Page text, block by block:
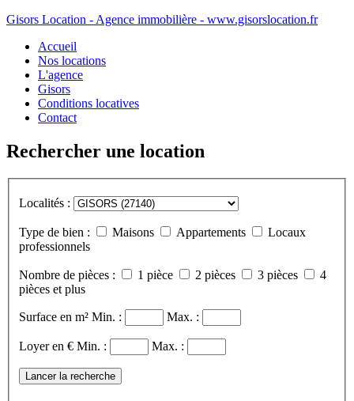
Gisors Location - Agence immobilière - www.gisorslocation.fr
Accueil
Nos locations
L'agence
Gisors
Conditions locatives
Contact
Rechercher une location
Localités :
Type de bien : Maisons Appartements
Locaux
professionnels
Nombre de pièces : 1 pièce 2 pièces 3 pièces
4
pièces et plus
Surface en m² Min. : Max. :
Loyer en € Min. : Max. :
Lancer la recherche